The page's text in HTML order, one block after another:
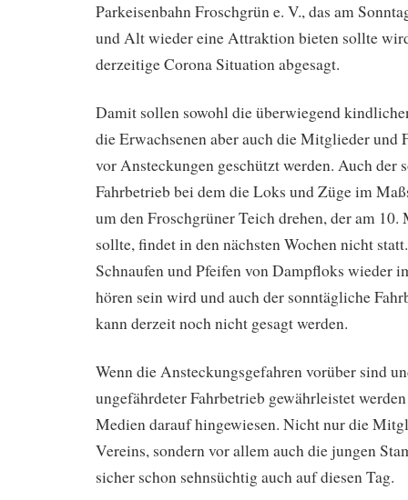
Parkeisenbahn Froschgrün e. V., das am
und Alt wieder eine Attraktion bieten sollte
derzeitige Corona Situation abgesagt.
Damit sollen sowohl die überwiegend
die Erwachsenen aber auch die Mitglieder und
vor Ansteckungen geschützt werden. Auch der
Fahrbetrieb bei dem die Loks und Züge im
um den Froschgrüner Teich drehen, der am 10.
sollte, findet in den nächsten Wochen nicht
Schnaufen und Pfeifen von Dampfloks wieder
hören sein wird und auch der sonntägliche
kann derzeit noch nicht gesagt werden.
Wenn die Ansteckungsgefahren vorüber sind
ungefährdeter Fahrbetrieb gewährleistet
Medien darauf hingewiesen. Nicht nur die
Vereins, sondern vor allem auch die jungen
sicher schon sehnsüchtig auch auf diesen Tag.